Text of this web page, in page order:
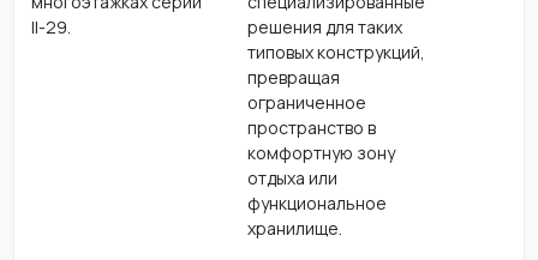
II-29.
решения для таких
типовых конструкций,
превращая
ограниченное
пространство в
комфортную зону
отдыха или
функциональное
хранилище.